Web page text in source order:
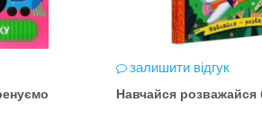
залишити відгук
Навчайся розважайся